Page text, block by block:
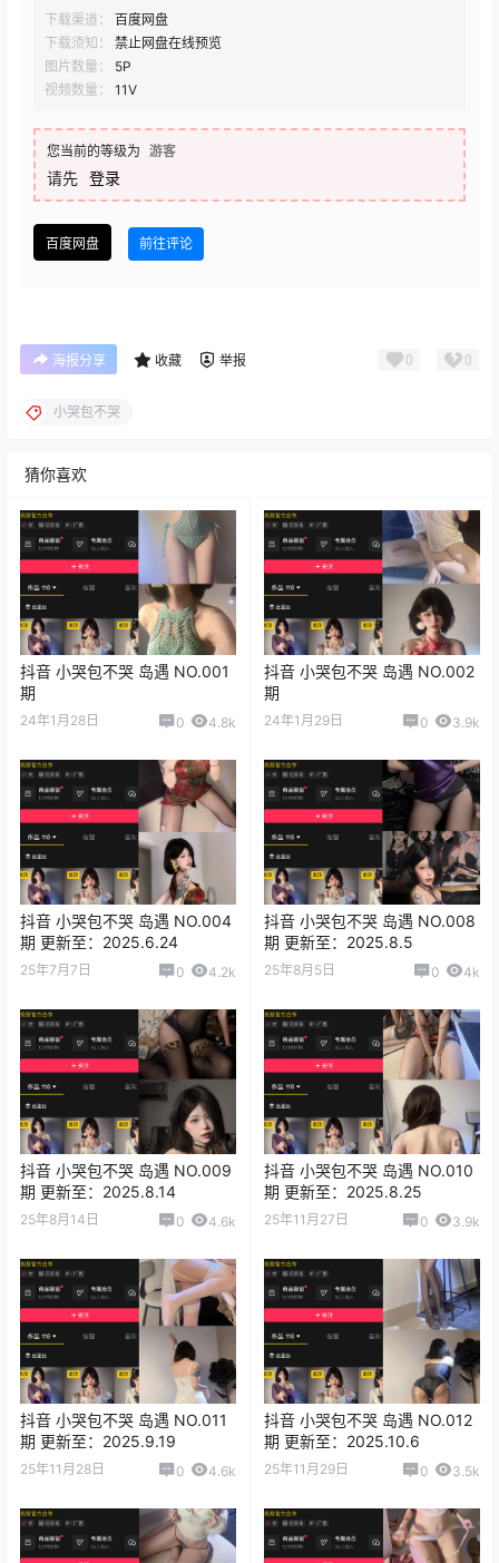
下载渠道：
百度网盘
下载须知：
禁止网盘在线预览
图片数量：
5P
视频数量：
11V
您当前的等级为 游客
请先 登录
百度网盘 前往评论
海报分享 收藏 举报 0 0
小哭包不哭
猜你喜欢
抖音 小哭包不哭 岛遇 NO.001
期
24年1月28日 0 4.8k
抖音 小哭包不哭 岛遇 NO.002
期
24年1月29日 0 3.9k
抖音 小哭包不哭 岛遇 NO.004
期 更新至：2025.6.24
25年7月7日 0 4.2k
抖音 小哭包不哭 岛遇 NO.008
期 更新至：2025.8.5
25年8月5日 0 4k
抖音 小哭包不哭 岛遇 NO.009
期 更新至：2025.8.14
25年8月14日 0 4.6k
抖音 小哭包不哭 岛遇 NO.010
期 更新至：2025.8.25
25年11月27日 0 3.9k
抖音 小哭包不哭 岛遇 NO.011
期 更新至：2025.9.19
25年11月28日 0 4.6k
抖音 小哭包不哭 岛遇 NO.012
期 更新至：2025.10.6
25年11月29日 0 3.5k